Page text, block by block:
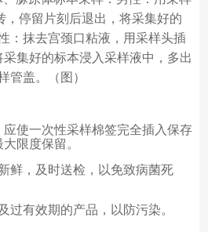
，停留片刻后退出，将采集好的
：抹去宫颈口粘液，用采样头插
采集好的标本浸入采样液中，多出
管盖。（图）
使一次性采样棉签完全插入保存
限度保留。
鲜，及时送检，以免致病菌死
过有效期的产品，以防污染。